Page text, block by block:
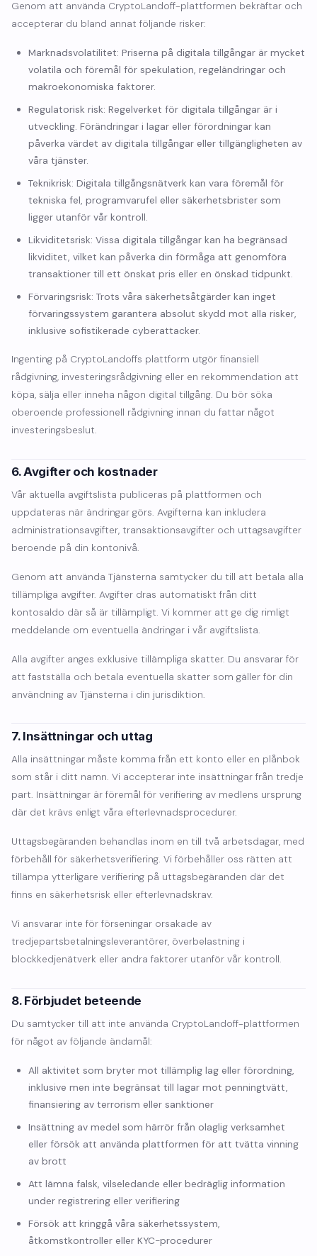
Genom att använda CryptoLandoff-plattformen bekräftar och
accepterar du bland annat följande risker:
Marknadsvolatilitet: Priserna på digitala tillgångar är mycket
volatila och föremål för spekulation, regeländringar och
makroekonomiska faktorer.
Regulatorisk risk: Regelverket för digitala tillgångar är i
utveckling. Förändringar i lagar eller förordningar kan
påverka värdet av digitala tillgångar eller tillgängligheten av
våra tjänster.
Teknikrisk: Digitala tillgångsnätverk kan vara föremål för
tekniska fel, programvarufel eller säkerhetsbrister som
ligger utanför vår kontroll.
Likviditetsrisk: Vissa digitala tillgångar kan ha begränsad
likviditet, vilket kan påverka din förmåga att genomföra
transaktioner till ett önskat pris eller en önskad tidpunkt.
Förvaringsrisk: Trots våra säkerhetsåtgärder kan inget
förvaringssystem garantera absolut skydd mot alla risker,
inklusive sofistikerade cyberattacker.
Ingenting på CryptoLandoffs plattform utgör finansiell
rådgivning, investeringsrådgivning eller en rekommendation att
köpa, sälja eller inneha någon digital tillgång. Du bör söka
oberoende professionell rådgivning innan du fattar något
investeringsbeslut.
6. Avgifter och kostnader
Vår aktuella avgiftslista publiceras på plattformen och
uppdateras när ändringar görs. Avgifterna kan inkludera
administrationsavgifter, transaktionsavgifter och uttagsavgifter
beroende på din kontonivå.
Genom att använda Tjänsterna samtycker du till att betala alla
tillämpliga avgifter. Avgifter dras automatiskt från ditt
kontosaldo där så är tillämpligt. Vi kommer att ge dig rimligt
meddelande om eventuella ändringar i vår avgiftslista.
Alla avgifter anges exklusive tillämpliga skatter. Du ansvarar för
att fastställa och betala eventuella skatter som gäller för din
användning av Tjänsterna i din jurisdiktion.
7. Insättningar och uttag
Alla insättningar måste komma från ett konto eller en plånbok
som står i ditt namn. Vi accepterar inte insättningar från tredje
part. Insättningar är föremål för verifiering av medlens ursprung
där det krävs enligt våra efterlevnadsprocedurer.
Uttagsbegäranden behandlas inom en till två arbetsdagar, med
förbehåll för säkerhetsverifiering. Vi förbehåller oss rätten att
tillämpa ytterligare verifiering på uttagsbegäranden där det
finns en säkerhetsrisk eller efterlevnadskrav.
Vi ansvarar inte för förseningar orsakade av
tredjepartsbetalningsleverantörer, överbelastning i
blockkedjenätverk eller andra faktorer utanför vår kontroll.
8. Förbjudet beteende
Du samtycker till att inte använda CryptoLandoff-plattformen
för något av följande ändamål:
All aktivitet som bryter mot tillämplig lag eller förordning,
inklusive men inte begränsat till lagar mot penningtvätt,
finansiering av terrorism eller sanktioner
Insättning av medel som härrör från olaglig verksamhet
eller försök att använda plattformen för att tvätta vinning
av brott
Att lämna falsk, vilseledande eller bedräglig information
under registrering eller verifiering
Försök att kringgå våra säkerhetssystem,
åtkomstkontroller eller KYC-procedurer